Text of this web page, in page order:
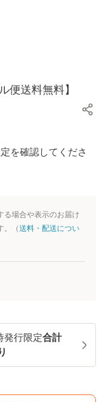
便送料無料】
を確認してくださ
場合や表示のお届け
。（送料・配送につい
発行限定合計